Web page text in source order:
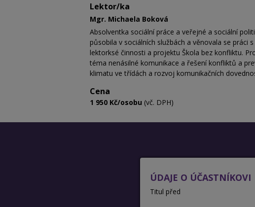
Lektor/ka
Mgr. Michaela Boková
Absolventka sociální práce a veřejné a sociální
působila v sociálních službách a věnovala se práci
lektorksé činnosti a projektu Škola bez konfliktu.
téma nenásilné komunikace a řešení konfliktů a
klimatu ve třídách a rozvoj komunikačních
Cena
1 950 Kč/osobu (vč. DPH)
ÚDAJE O ÚČASTNÍKOVI
Titul před